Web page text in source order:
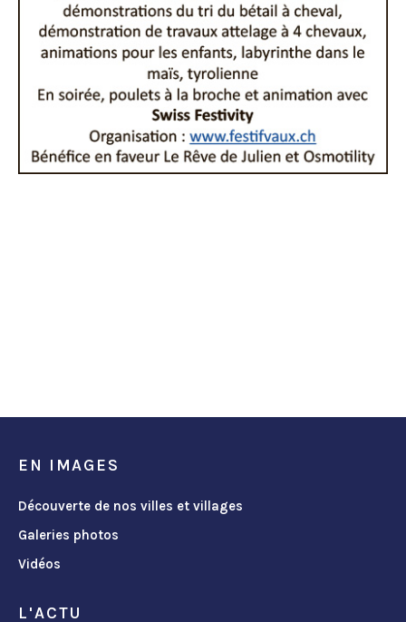
EN IMAGES
Découverte de nos villes et villages
Galeries photos
Vidéos
L'ACTU